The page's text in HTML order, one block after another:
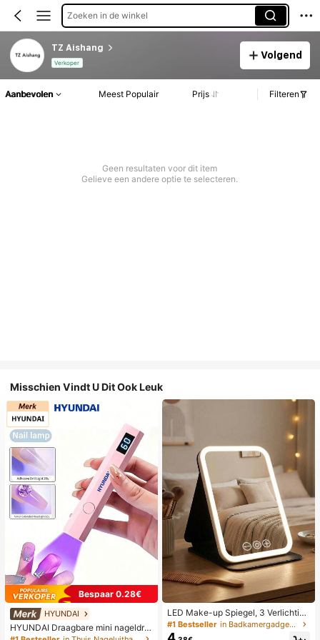
Zoeken in de winkel
TZ Aishang
Verkoper
Volgend
Aanbevolen Meest Populair Prijs Filteren
Geen resultaten voor dit item
Gelieve een andere optie te selecteren.
Misschien Vindt U Dit Ook Leuk
Bespaar 0.28€
HYUNDAI
HYUNDAI Draagbare mini nageldro
ger, oplaadbare handlamp UV/LED
LED Make-up Spiegel, 3 Verlichting
smodi, Verstelbare Helderheid, Draa
gbaar Vouwbaar Ontwerp, Geschikt
#1 Bestseller in Badkamergadgets die favoriet zijn bij klanten B